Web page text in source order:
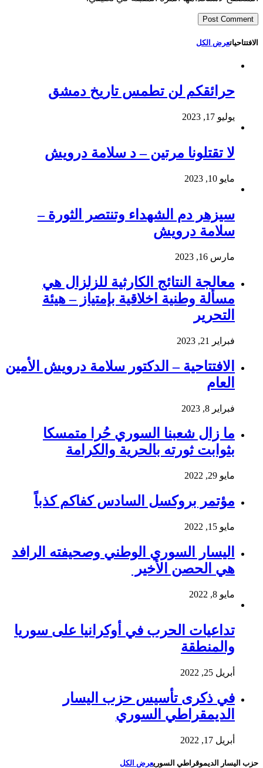
الافتتاحياتعرض الكل
حرائقكم لن تطمس تاريخ دمشق
يوليو 17, 2023
لا تقتلونا مرتين – د سلامة درويش
مايو 10, 2023
سيزهر دم الشهداء وتنتصر الثورة –
سلامة درويش
مارس 16, 2023
معالجة النتائج الكارثية للزلزال هي
مسألة وطنية اخلاقية بإمتياز – هيئة
التحرير
فبراير 21, 2023
الافتتاحية – الدكتور سلامة درويش الأمين
العام
فبراير 8, 2023
ما زال شعبنا السوري حُرا متمسكا
بثوابت ثورته بالحرية والكرامة
مايو 29, 2022
مؤتمر بروكسل السادس كفاكم كذباً
مايو 15, 2022
اليسار السوري الوطني وصحيفته الرافد
هي الحصن الأخير
مايو 8, 2022
تداعيات الحرب في أوكرانيا على سوريا
والمنطقة
أبريل 25, 2022
في ذكرى تأسيس حزب اليسار
الديمقراطي السوري
أبريل 17, 2022
حزب اليسار الديموقراطي السوريعرض الكل